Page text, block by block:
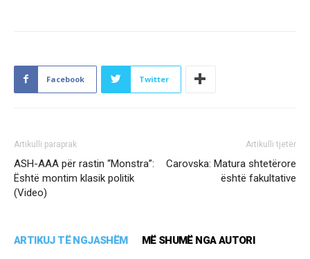
Facebook Twitter
Artikulli paraprak
ASH-AAA për rastin “Monstra”:
Është montim klasik politik
(Video)
Artikulli tjetër
Carovska: Matura shtetërore
është fakultative
ARTIKUJ TË NGJASHËM MË SHUMË NGA AUTORI